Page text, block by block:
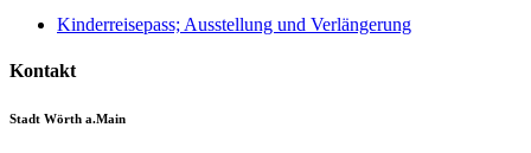
Kinderreisepass; Ausstellung und Verlängerung
Kontakt
Stadt Wörth a.Main